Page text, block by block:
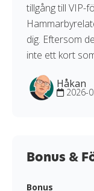
tillgång till VIP-
dig. Eftersom
inte ett kort
Håkan
2026-
Bonus &
Bonus